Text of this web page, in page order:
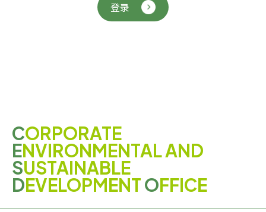
登录
CORPORATE
ENVIRONMENTAL AND
SUSTAINABLE
DEVELOPMENTOFFICE